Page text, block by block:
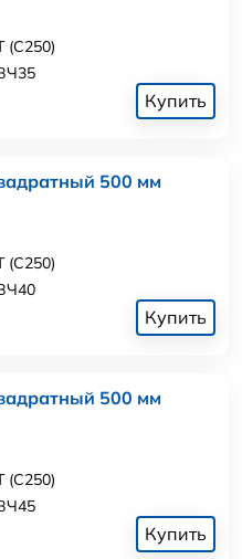
(С250)
Купить
500 мм
(С250)
Купить
500 мм
(С250)
Купить